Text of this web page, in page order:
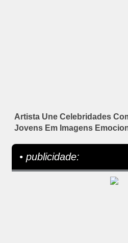
Artista Une Celebridades
Jovens Em Imagens
• publicidade: